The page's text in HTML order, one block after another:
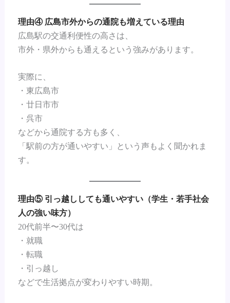
理由④ 広島市外からの通院も増えている理由
広島駅の交通利便性の高さは、
市外・県外からも通えるという強みがあります。
実際に、
・東広島市
・廿日市市
・呉市
などから通院する方も多く、
「駅前の方が通いやすい」という声もよく聞かれま
す。
理由⑤ 引っ越ししても通いやすい（学生・若手社会
人の強い味方）
20代前半〜30代は
・就職
・転職
・引っ越し
などで生活拠点が変わりやすい時期。